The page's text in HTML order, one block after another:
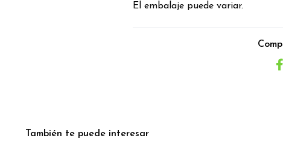
El embalaje puede variar.
También te puede interesar